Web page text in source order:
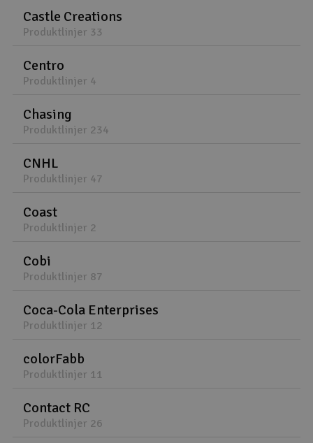
Castle Creations
Produktlinjer 33
Centro
Produktlinjer 4
Chasing
Produktlinjer 234
CNHL
Produktlinjer 47
Coast
Produktlinjer 2
Cobi
Produktlinjer 87
Coca-Cola Enterprises
Produktlinjer 12
colorFabb
Produktlinjer 11
Contact RC
Produktlinjer 26